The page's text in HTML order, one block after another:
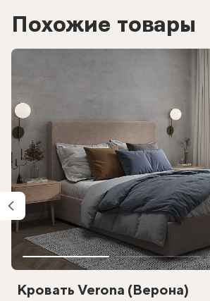
Похожие товары
Кровать Verona (Верона)